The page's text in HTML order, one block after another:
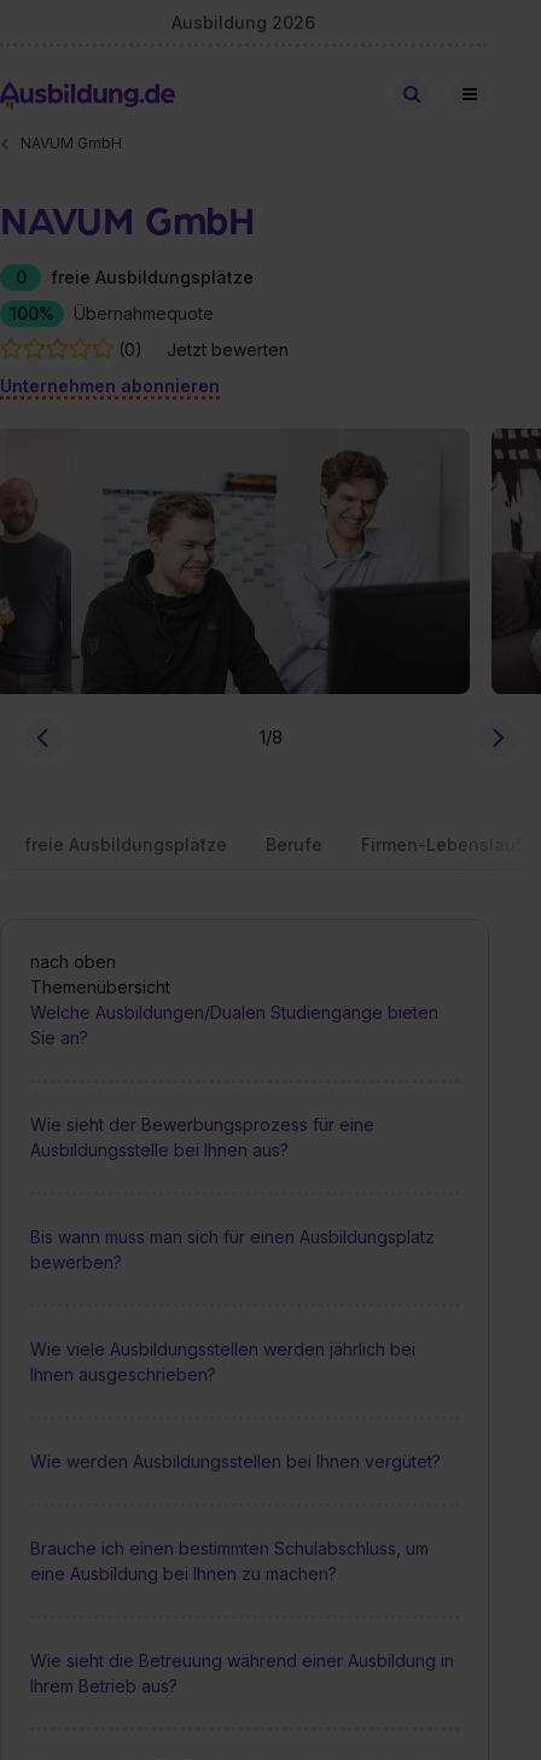
Ausbildung 2026
Stellen finden
NAVUM GmbH
NAVUM GmbH
0
freie Ausbildungsplätze
100%
Übernahmequote
(0)
Jetzt bewerten
Unternehmen abonnieren
1/8
freie Ausbildungsplätze Berufe Firmen-Lebenslauf
nach oben
Themenübersicht
Welche Ausbildungen/Dualen Studiengänge bieten
Sie an?
Wie sieht der Bewerbungsprozess für eine
Ausbildungsstelle bei Ihnen aus?
Bis wann muss man sich für einen Ausbildungsplatz
bewerben?
Wie viele Ausbildungsstellen werden jährlich bei
Ihnen ausgeschrieben?
Wie werden Ausbildungsstellen bei Ihnen vergütet?
Brauche ich einen bestimmten Schulabschluss, um
eine Ausbildung bei Ihnen zu machen?
Wie sieht die Betreuung während einer Ausbildung in
Ihrem Betrieb aus?